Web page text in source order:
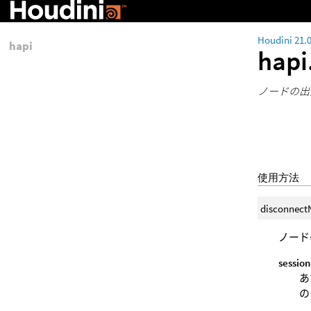
Houdini 21.0
ノードの
使用方法
ノー
session
hapi